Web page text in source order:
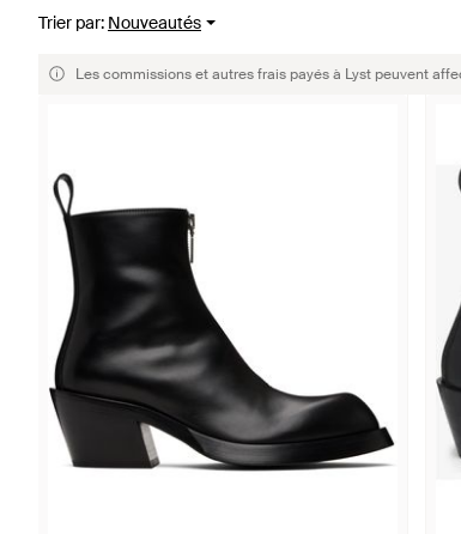
Trier par: Nouveautés
Les commissions et autres frais payés à Lyst peuvent